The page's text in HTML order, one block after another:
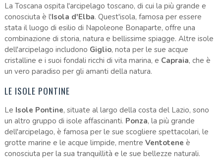
La Toscana ospita l'arcipelago toscano, di cui la più grande e
conosciuta è l'Isola d'Elba. Quest'isola, famosa per essere
stata il luogo di esilio di Napoleone Bonaparte, offre una
combinazione di storia, natura e bellissime spiagge. Altre isole
dell'arcipelago includono Giglio, nota per le sue acque
cristalline e i suoi fondali ricchi di vita marina, e Capraia, che è
un vero paradiso per gli amanti della natura.
LE ISOLE PONTINE
Le Isole Pontine, situate al largo della costa del Lazio, sono
un altro gruppo di isole affascinanti. Ponza, la più grande
dell'arcipelago, è famosa per le sue scogliere spettacolari, le
grotte marine e le acque limpide, mentre Ventotene è
conosciuta per la sua tranquillità e le sue bellezze naturali.